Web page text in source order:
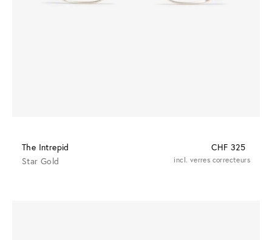
The Intrepid
CHF 325
Star Gold
incl. verres correcteurs